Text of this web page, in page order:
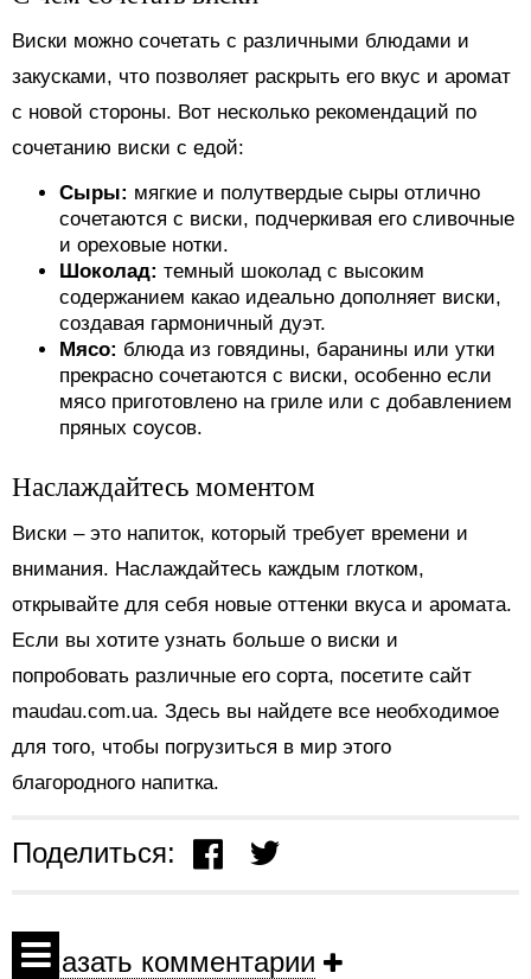
Виски можно сочетать с различными блюдами и
закусками, что позволяет раскрыть его вкус и аромат
с новой стороны. Вот несколько рекомендаций по
сочетанию виски с едой:
Сыры: мягкие и полутвердые сыры отлично
сочетаются с виски, подчеркивая его сливочные
и ореховые нотки.
Шоколад: темный шоколад с высоким
содержанием какао идеально дополняет виски,
создавая гармоничный дуэт.
Мясо: блюда из говядины, баранины или утки
прекрасно сочетаются с виски, особенно если
мясо приготовлено на гриле или с добавлением
пряных соусов.
Наслаждайтесь моментом
Виски – это напиток, который требует времени и
внимания. Наслаждайтесь каждым глотком,
открывайте для себя новые оттенки вкуса и аромата.
Если вы хотите узнать больше о виски и
попробовать различные его сорта, посетите сайт
maudau.com.ua. Здесь вы найдете все необходимое
для того, чтобы погрузиться в мир этого
благородного напитка.
Поделиться:
Показать комментарии